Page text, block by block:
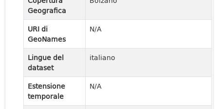
Geografica
URI di
GeoNames
N/A
Lingue del
dataset
italiano
Estensione
temporale
N/A